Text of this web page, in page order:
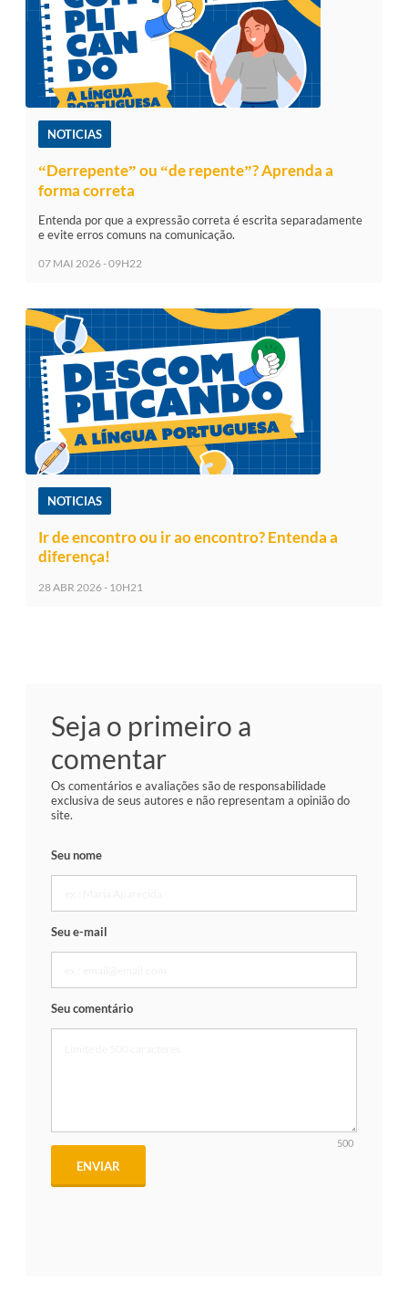
NOTICIAS
“Derrepente” ou “de repente”? Aprenda a
forma correta
Entenda por que a expressão correta é escrita separadamente
e evite erros comuns na comunicação.
07 MAI 2026 - 09H22
NOTICIAS
Ir de encontro ou ir ao encontro? Entenda a
diferença!
28 ABR 2026 - 10H21
Seja o primeiro a
comentar
Os comentários e avaliações são de responsabilidade
exclusiva de seus autores e não representam a opinião do
site.
Seu nome
Seu e-mail
Seu comentário
500
ENVIAR